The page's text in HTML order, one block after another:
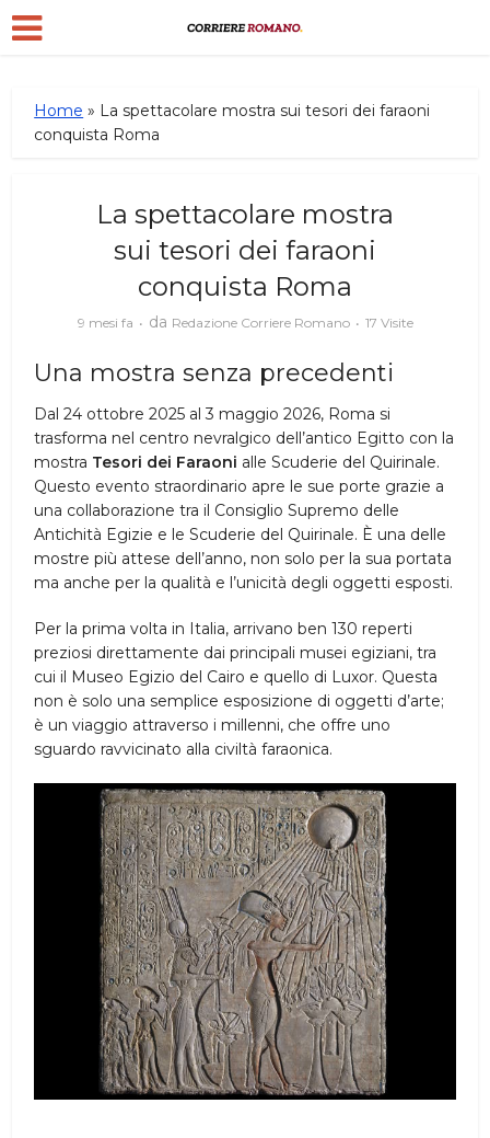
Home » La spettacolare mostra sui tesori dei faraoni
conquista Roma
La spettacolare mostra
sui tesori dei faraoni
conquista Roma
9 mesi fa da Redazione Corriere Romano 17 Visite
Una mostra senza precedenti
Dal 24 ottobre 2025 al 3 maggio 2026, Roma si
trasforma nel centro nevralgico dell’antico Egitto con la
mostra Tesori dei Faraoni alle Scuderie del Quirinale.
Questo evento straordinario apre le sue porte grazie a
una collaborazione tra il Consiglio Supremo delle
Antichità Egizie e le Scuderie del Quirinale. È una delle
mostre più attese dell’anno, non solo per la sua portata
ma anche per la qualità e l’unicità degli oggetti esposti.
Per la prima volta in Italia, arrivano ben 130 reperti
preziosi direttamente dai principali musei egiziani, tra
cui il Museo Egizio del Cairo e quello di Luxor. Questa
non è solo una semplice esposizione di oggetti d’arte;
è un viaggio attraverso i millenni, che offre uno
sguardo ravvicinato alla civiltà faraonica.